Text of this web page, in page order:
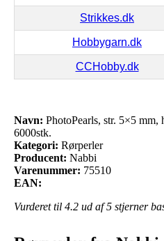
Strikkes.dk
Hobbygarn.dk
CCHobby.dk
Navn: PhotoPearls, str. 5×5 mm,
6000stk.
Kategori: Rørperler
Producent: Nabbi
Varenummer: 75510
EAN:
Vurderet til 4.2 ud af 5 stjerner